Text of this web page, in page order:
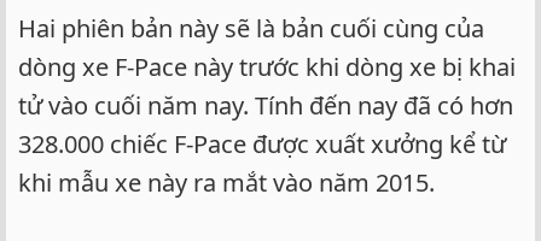
Hai phiên bản này sẽ là bản cuối cùng của
dòng xe F-Pace này trước khi dòng xe bị khai
tử vào cuối năm nay. Tính đến nay đã có hơn
328.000 chiếc F-Pace được xuất xưởng kể từ
khi mẫu xe này ra mắt vào năm 2015.